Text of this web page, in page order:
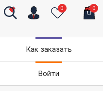
0 0
Как заказать
Войти